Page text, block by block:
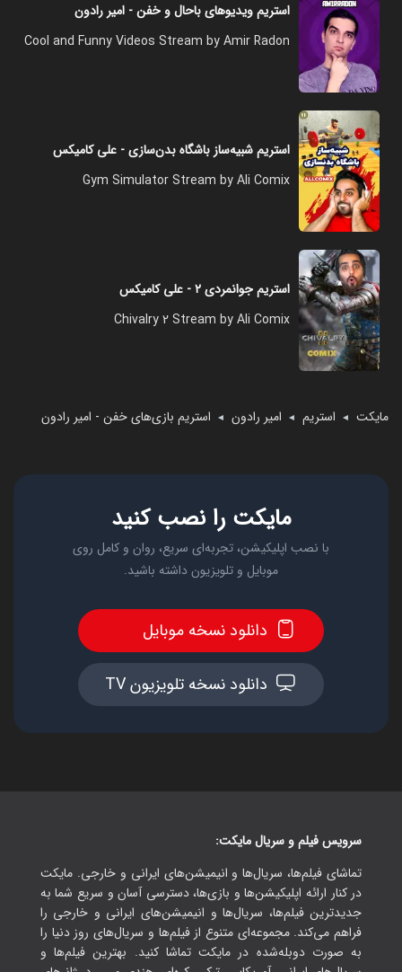
استریم ویدیوهای باحال و خفن - امیر رادون
Cool and Funny Videos Stream by Amir Radon
استریم شبیه‌ساز باشگاه بدن‌سازی - علی کامیکس
Gym Simulator Stream by Ali Comix
استریم جوانمردی ۲ - علی کامیکس
Chivalry 2 Stream by Ali Comix
مایکت ◄ استریم ◄ امیر رادون ◄ استریم بازی‏‌های خفن - امیر رادون
مایکت را نصب کنید
با نصب اپلیکیشن، تجربه‌ای سریع، روان و کامل روی
موبایل و تلویزیون داشته باشید.
دانلود نسخه موبایل
دانلود نسخه تلویزیون TV
سرویس فیلم و سریال مایکت:
تماشای فیلم‌ها، سریال‌ها و انیمیشن‌های ایرانی و خارجی. مایکت
در کنار ارائه اپلیکیشن‌ها و بازی‌ها، دسترسی آسان و سریع شما به
جدیدترین فیلم‌ها، سریال‌ها و انیمیشن‌های ایرانی و خارجی را
فراهم می‌کند. مجموعه‌ای متنوع از فیلم‌ها و سریال‌های روز دنیا را
به صورت دوبله‌شده در مایکت تماشا کنید. بهترین فیلم‌ها و